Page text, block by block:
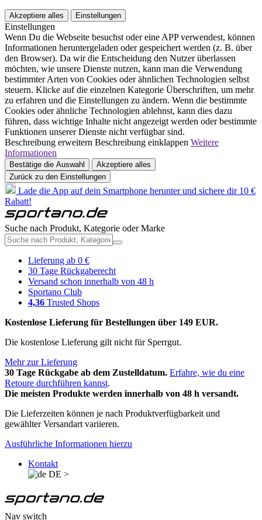
Akzeptiere alles Einstellungen
Einstellungen
Wenn Du die Webseite besuchst oder eine APP verwendest, können
Informationen heruntergeladen oder gespeichert werden (z. B. über
den Browser). Da wir die Entscheidung den Nutzer überlassen
möchten, wie unsere Dienste nutzen, kann man die Verwendung
bestimmter Arten von Cookies oder ähnlichen Technologien selbst
steuern. Klicke auf die einzelnen Kategorie Überschriften, um mehr
zu erfahren und die Einstellungen zu ändern. Wenn die bestimmte
Cookies oder ähnliche Technologien ablehnst, kann dies dazu
führen, dass wichtige Inhalte nicht angezeigt werden oder bestimmte
Funktionen unserer Dienste nicht verfügbar sind.
Beschreibung erweitern Beschreibung einklappen Weitere
Informationen
Bestätige die Auswahl
Akzeptiere alles
Zurück zu den Einstellungen
Lade die App auf dein Smartphone herunter und sichere dir 10 €
Rabatt!
Suche nach Produkt, Kategorie oder Marke
Lieferung ab 0 €
30 Tage Rückgaberecht
Versand schon innerhalb von 48 h
Sportano Club
4,36 Trusted Shops
Kostenlose Lieferung für Bestellungen über 149 EUR.
Die kostenlose Lieferung gilt nicht für Sperrgut.
Mehr zur Lieferung
30 Tage Rückgabe ab dem Zustelldatum. Erfahre, wie du eine
Retoure durchführen kannst.
Die meisten Produkte werden innerhalb von 48 h versandt.
Die Lieferzeiten können je nach Produktverfügbarkeit und
gewählter Versandart variieren.
Ausführliche Informationen hierzu
Kontakt
DE >
Nav switch